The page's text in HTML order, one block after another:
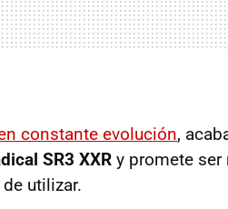
constante evolución,
SR3 XXR y promete ser
utilizar.